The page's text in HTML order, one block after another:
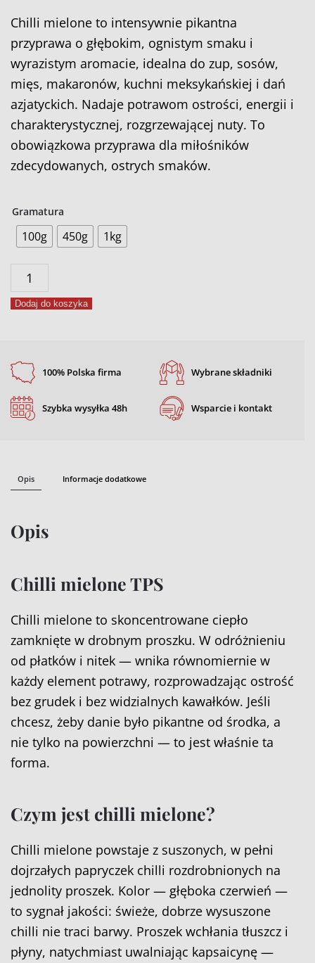
Chilli mielone to intensywnie pikantna
przyprawa o głębokim, ognistym smaku i
wyrazistym aromacie, idealna do zup, sosów,
mięs, makaronów, kuchni meksykańskiej i dań
azjatyckich. Nadaje potrawom ostrości, energii i
charakterystycznej, rozgrzewającej nuty. To
obowiązkowa przyprawa dla miłośników
zdecydowanych, ostrych smaków.
Gramatura
100g 450g 1kg
ilość
Chilli
mielone
Dodaj do koszyka
100% Polska firma
Szybka wysyłka 48h
Wybrane składniki
Wsparcie i kontakt
Opis Informacje dodatkowe
Opis
Chilli mielone TPS
Chilli mielone to skoncentrowane ciepło
zamknięte w drobnym proszku. W odróżnieniu
od płatków i nitek — wnika równomiernie w
każdy element potrawy, rozprowadzając ostrość
bez grudek i bez widzialnych kawałków. Jeśli
chcesz, żeby danie było pikantne od środka, a
nie tylko na powierzchni — to jest właśnie ta
forma.
Czym jest chilli mielone?
Chilli mielone powstaje z suszonych, w pełni
dojrzałych papryczek chilli rozdrobnionych na
jednolity proszek. Kolor — głęboka czerwień —
to sygnał jakości: świeże, dobrze wysuszone
chilli nie traci barwy. Proszek wchłania tłuszcz i
płyny, natychmiast uwalniając kapsaicynę —